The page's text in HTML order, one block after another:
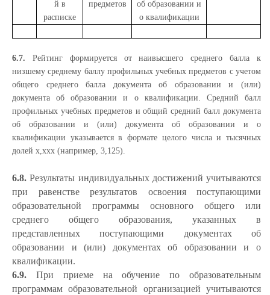
й в
расписке
предметов
об образовании и
о квалификации
6.7. Рейтинг формируется от наивысшего среднего балла к
низшему среднему баллу профильных учебных предметов с учетом
общего среднего балла документа об образовании и (или)
документа об образовании и о квалификации. Средний балл
профильных учебных предметов и общий средний балл документа
об образовании и (или) документа об образовании и о
квалификации указывается в формате целого числа и тысячных
долей х,ххх (например, 3,125).
6.8. Результаты индивидуальных достижений учитываются
при равенстве результатов освоения поступающими
образовательной программы основного общего или
среднего общего образования, указанных в
представленных поступающими документах об
образовании и (или) документах об образовании и о
квалификации.
6.9. При приеме на обучение по образовательным
программам образовательной организацией учитываются